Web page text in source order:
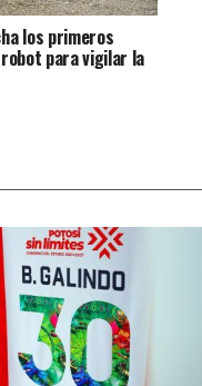
los primeros
para vigilar la